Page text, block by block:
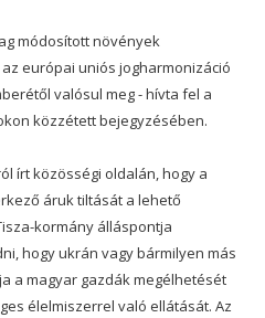
módosított növények
európai uniós jogharmonizáció
valósul meg - hívta fel a
közzétett bejegyzésében.
írt közösségi oldalán, hogy a
áruk tiltását a lehető
kormány álláspontja
hogy ukrán vagy bármilyen más
a magyar gazdák megélhetését
élelmiszerrel való ellátását. Az